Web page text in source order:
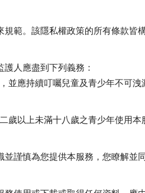
範。該隱私權政策的所有條款皆
人應盡到下列義務：
應持續叮囑兒童及青少年不可
以上未滿十八歲之青少年使用本
謹慎為您提供本服務，您瞭解並